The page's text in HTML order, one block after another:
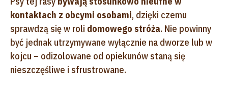
kontaktach z obcymi osobami, dzięki czemu
sprawdzą się w roli domowego stróża. Nie powinny
być jednak utrzymywane wyłącznie na dworze lub w
kojcu – odizolowane od opiekunów staną się
nieszczęśliwe i sfrustrowane.